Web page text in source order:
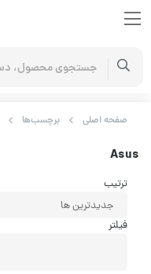
صفحه اصلی برچسب‌ها
Asus
ترتیب
فیلتر